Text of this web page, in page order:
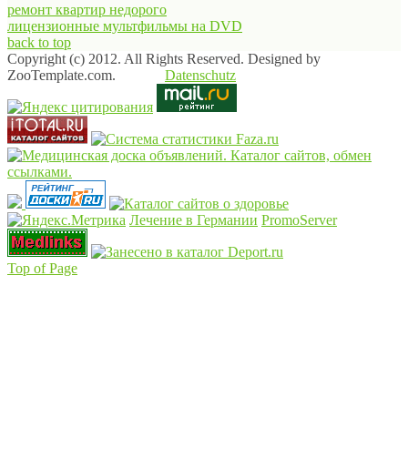
ремонт квартир недорого
лицензионные мультфильмы на DVD
back to top
Copyright (c) 2012. All Rights Reserved. Designed by
ZooTemplate.com.
Datenschutz
Лечение в Германии PromoServer
Top of Page